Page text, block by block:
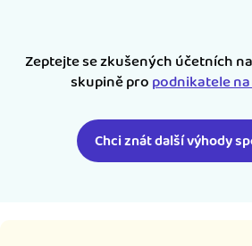
Zeptejte se zkušených účetních
skupině propodnikatele
Chci znát další výhody